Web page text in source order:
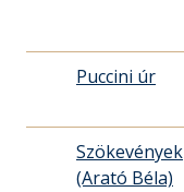
Puccini úr
Szökevények
(Arató Béla)